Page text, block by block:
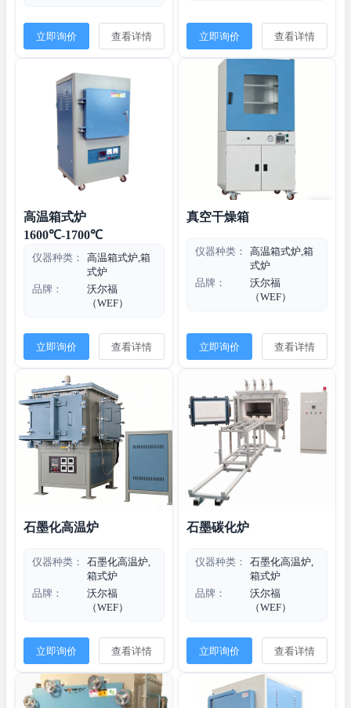
立即询价 查看详情 立即询价 查看详情
高温箱式炉
1600℃-1700℃
仪器种类：
高温箱式炉,箱
式炉
品牌：
沃尔福
（WEF）
立即询价 查看详情
真空干燥箱
仪器种类：
高温箱式炉,箱
式炉
品牌：
沃尔福
（WEF）
立即询价 查看详情
石墨化高温炉
仪器种类：
石墨化高温炉,
箱式炉
品牌：
沃尔福
（WEF）
立即询价 查看详情
石墨碳化炉
仪器种类：
石墨化高温炉,
箱式炉
品牌：
沃尔福
（WEF）
立即询价 查看详情